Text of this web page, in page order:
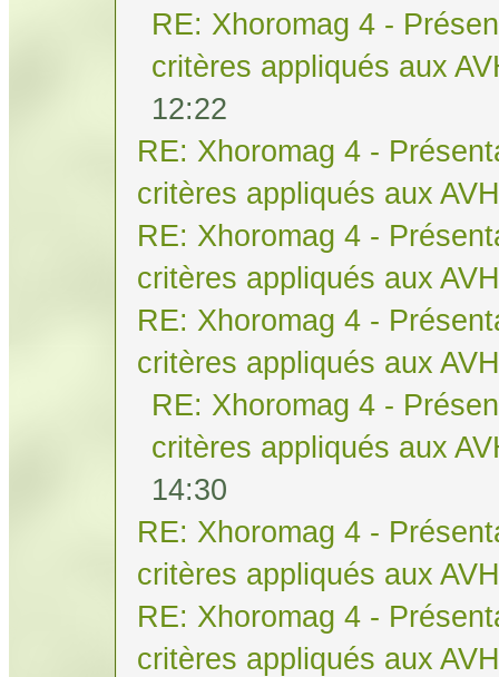
RE: Xhoromag 4 -
critères appliqués aux
12:22
RE: Xhoromag 4 -
critères appliqués aux AVH
RE: Xhoromag 4 -
critères appliqués aux AVH
RE: Xhoromag 4 -
critères appliqués aux AVH
RE: Xhoromag 4 -
critères appliqués aux
14:30
RE: Xhoromag 4 -
critères appliqués aux AVH
RE: Xhoromag 4 -
critères appliqués aux AVH